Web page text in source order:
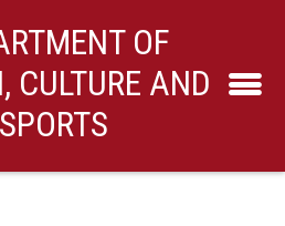
OF
CULTURE AND
SPORTS